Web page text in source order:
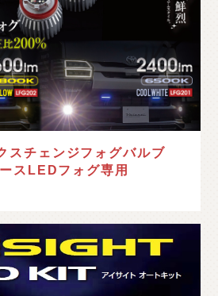
スチェンジフォグバルブ
スLEDフォグ専用